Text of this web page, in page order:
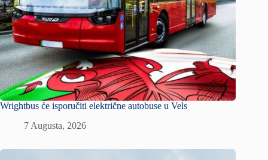
Wrightbus će isporučiti električne autobuse u Vels
7 Augusta, 2026